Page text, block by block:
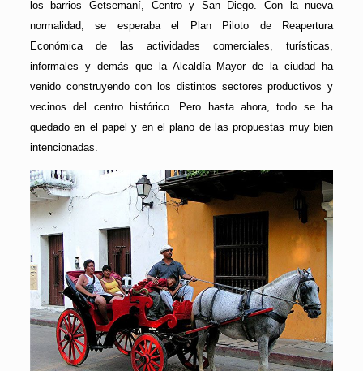
los barrios Getsemaní, Centro y San Diego. Con la nueva
normalidad, se esperaba el Plan Piloto de Reapertura
Económica de las actividades comerciales, turísticas,
informales y demás que la Alcaldía Mayor de la ciudad ha
venido construyendo con los distintos sectores productivos y
vecinos del centro histórico. Pero hasta ahora, todo se ha
quedado en el papel y en el plano de las propuestas muy bien
intencionadas.